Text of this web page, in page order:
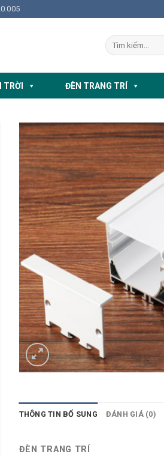
TRỜI ĐÈN TRANG TRÍ
THÔNG TIN BỔ SUNG ĐÁNH GIÁ (0)
ĐÈN TRANG TRÍ